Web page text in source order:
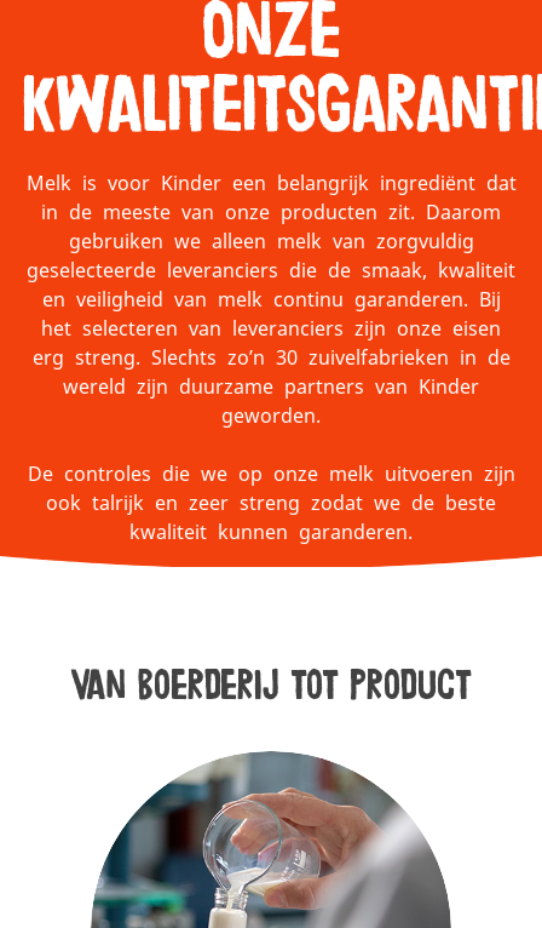
Onze
Melk is voor Kinder een belangrijk ingrediënt dat
in de meeste van onze producten zit. Daarom
gebruiken we alleen melk van zorgvuldig
geselecteerde leveranciers die de smaak, kwaliteit
en veiligheid van melk continu garanderen. Bij
het selecteren van leveranciers zijn onze eisen
erg streng. Slechts zo’n 30 zuivelfabrieken in de
wereld zijn duurzame partners van Kinder
geworden.
De controles die we op onze melk uitvoeren zijn
ook talrijk en zeer streng zodat we de beste
kwaliteit kunnen garanderen.
Van boerderij tot product